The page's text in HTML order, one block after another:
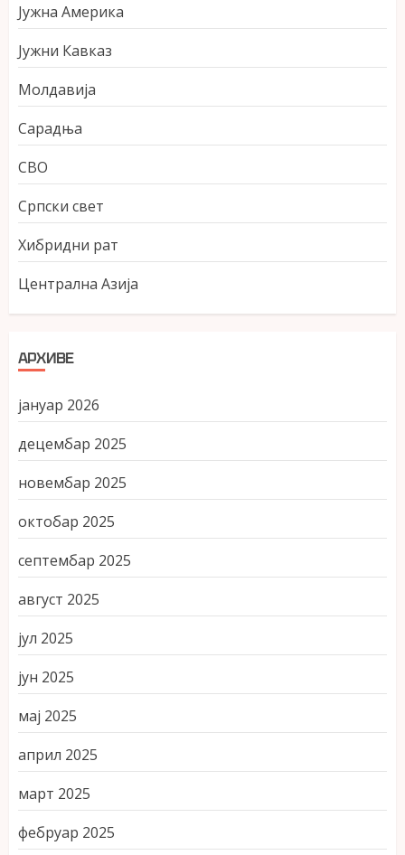
Јужна Америка
Јужни Кавказ
Молдавија
Сарадња
СВО
Српски свет
Хибридни рат
Централна Азија
АРХИВЕ
јануар 2026
децембар 2025
новембар 2025
октобар 2025
септембар 2025
август 2025
јул 2025
јун 2025
мај 2025
април 2025
март 2025
фебруар 2025